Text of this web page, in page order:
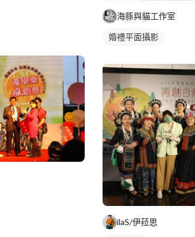
海豚與貓工作室
婚禮平面攝影
ilaS/伊菈思